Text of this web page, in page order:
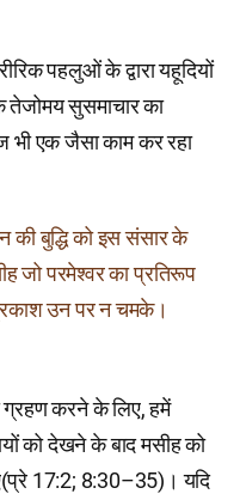
पहलुओं के द्वारा यहूदियों
तेजोमय सुसमाचार का
एक जैसा काम कर रहा
की बुद्धि को इस संसार के
जो परमेश्वर का प्रतिरूप
उन पर न चमके।
ग्रहण करने के लिए, हमें
को देखने के बाद मसीह को
17:2; 8:30–35)। यदि